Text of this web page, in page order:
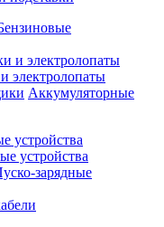
электролопаты
Аккумуляторные
устройства
устройства
зарядные